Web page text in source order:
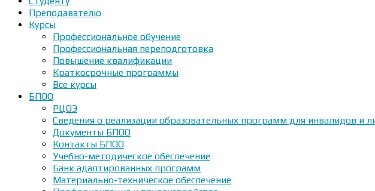
Преподавателю
Курсы
Профессиональное обучение
Профессиональная переподготовка
Повышение квалификации
Краткосрочные программы
Все курсы
БПОО
РЦОЭ
Сведения о реализации образовательных программ для инвалидов и
Документы БПОО
Контакты БПОО
Учебно-методическое обеспечение
Банк адаптированных программ
Материально-техническое обеспечение